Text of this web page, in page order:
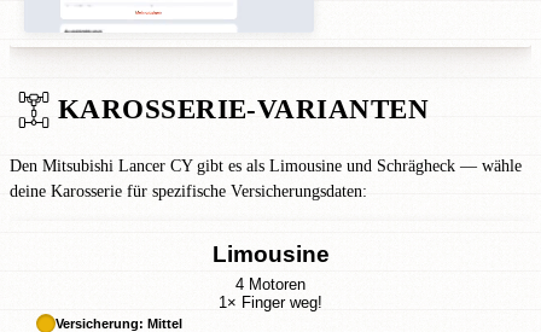
KAROSSERIE-VARIANTEN
Den Mitsubishi Lancer CY gibt es als Limousine und Schrägheck — wähle
deine Karosserie für spezifische Versicherungsdaten:
Limousine
4 Motoren
1× Finger weg!
Versicherung: Mittel